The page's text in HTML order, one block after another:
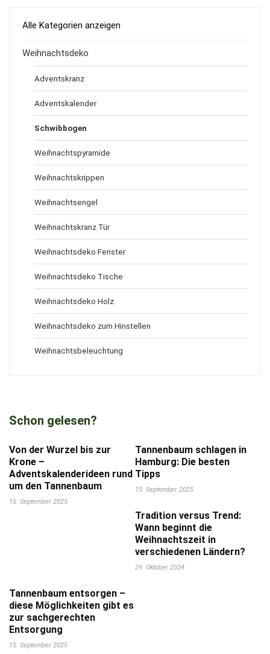
Alle Kategorien anzeigen
Weihnachtsdeko
Adventskranz
Adventskalender
Schwibbogen
Weihnachtspyramide
Weihnachtskrippen
Weihnachtsengel
Weihnachtskranz Tür
Weihnachtsdeko Fenster
Weihnachtsdeko Tische
Weihnachtsdeko Holz
Weihnachtsdeko zum Hinstellen
Weihnachtsbeleuchtung
Schon gelesen?
Von der Wurzel bis zur
Krone –
Adventskalenderideen rund
um den Tannenbaum
15. September 2025
Tannenbaum schlagen in
Hamburg: Die besten
Tipps
15. September 2025
Tradition versus Trend:
Wann beginnt die
Weihnachtszeit in
verschiedenen Ländern?
29. Oktober 2024
Tannenbaum entsorgen –
diese Möglichkeiten gibt es
zur sachgerechten
Entsorgung
15. September 2025